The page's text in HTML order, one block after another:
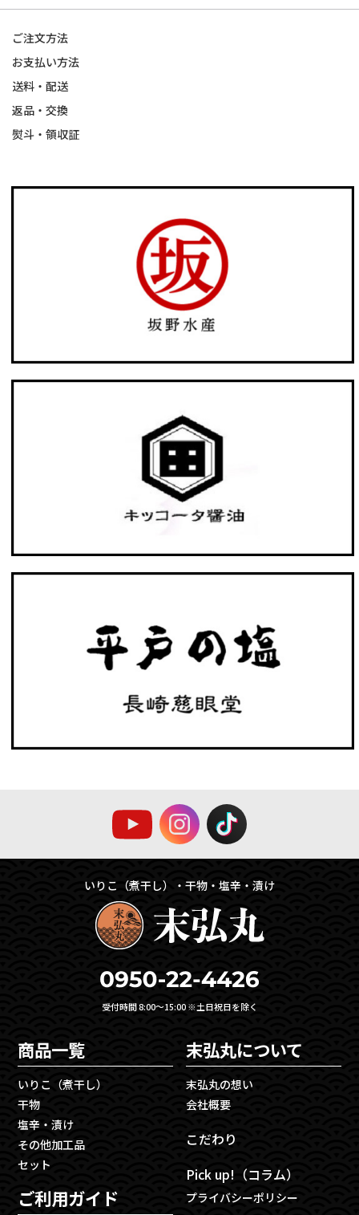
ご注文方法
お支払い方法
送料・配送
返品・交換
熨斗・領収証
いりこ（煮干し）・干物・塩辛・漬け
受付時間 8:00〜15:00 ※土日祝日を除く
商品一覧
いりこ（煮干し）
干物
塩辛・漬け
その他加工品
セット
末弘丸について
末弘丸の想い
会社概要
こだわり
Pick up!（コラム）
ご利用ガイド
プライバシーポリシー